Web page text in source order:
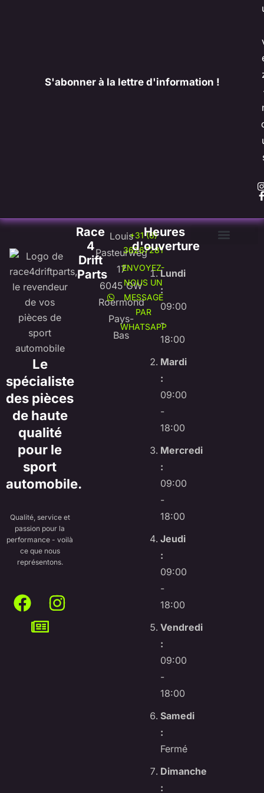
S'abonner à la lettre d'information !
Le
spécialiste
des pièces
de haute
qualité
pour le
sport
automobile.
Qualité, service et
passion pour la
performance - voilà
ce que nous
représentons.
Race
4
Drift
Parts
Louis
Pasteurweg
17
6045 GW
Roermond
Pays-
Bas
+31 (6)
36267281
ENVOYEZ-
NOUS UN
MESSAGE
PAR
WHATSAPP
Heures
d'ouverture
Lundi
:
09:00
-
18:00
Mardi
:
09:00
-
18:00
Mercredi
:
09:00
-
18:00
Jeudi
:
09:00
-
18:00
Vendredi
:
09:00
-
18:00
Samedi
:
Fermé
Dimanche
: